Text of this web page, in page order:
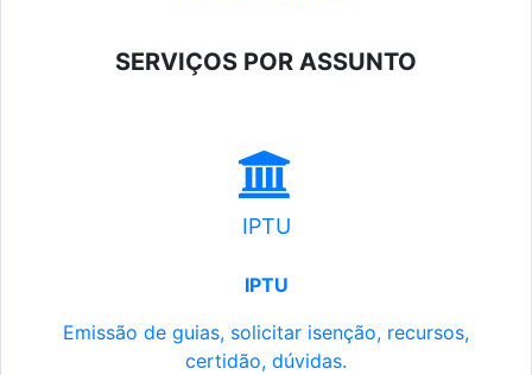
SERVIÇOS POR ASSUNTO
IPTU
IPTU
Emissão de guias, solicitar isenção, recursos,
certidão, dúvidas.